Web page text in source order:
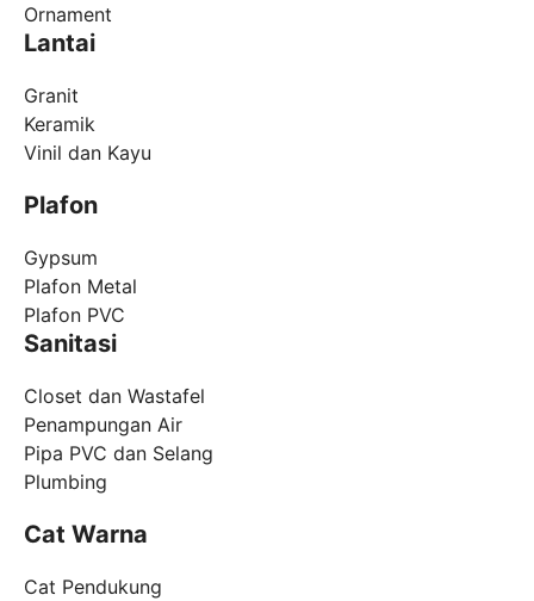
Ornament
Lantai
Granit
Keramik
Vinil dan Kayu
Plafon
Gypsum
Plafon Metal
Plafon PVC
Sanitasi
Closet dan Wastafel
Penampungan Air
Pipa PVC dan Selang
Plumbing
Cat Warna
Cat Pendukung